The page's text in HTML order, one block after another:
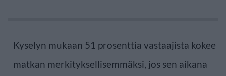
Kyselyn mukaan 51 prosenttia vastaajista kokee
matkan merkityksellisemmäksi, jos sen aikana